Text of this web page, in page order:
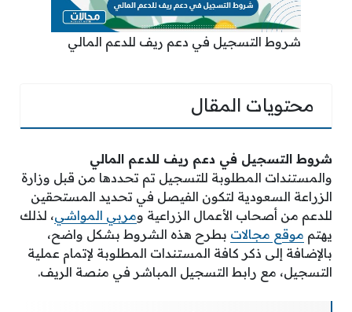
شروط التسجيل في دعم ريف للدعم المالي
محتويات المقال
شروط التسجيل في دعم ريف للدعم المالي
والمستندات المطلوبة للتسجيل تم تحددها من قبل وزارة
الزراعة السعودية لتكون الفيصل في تحديد المستحقين
للدعم من أصحاب الأعمال الزراعية ومربي المواشي، لذلك
يهتم موقع مجالات بطرح هذه الشروط بشكل واضح،
بالإضافة إلى ذكر كافة المستندات المطلوبة لإتمام عملية
التسجيل، مع رابط التسجيل المباشر في منصة الريف.